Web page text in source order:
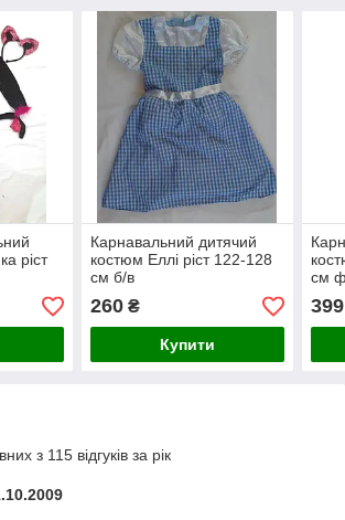
ріст
Карнавальний дитячий
костюм Еллі ріст 122-128
см б/в
260₴
Купити
см
399
з 115 відгуків за рік